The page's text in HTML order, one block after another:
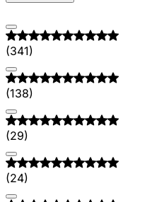
(341)
(138)
(29)
(24)